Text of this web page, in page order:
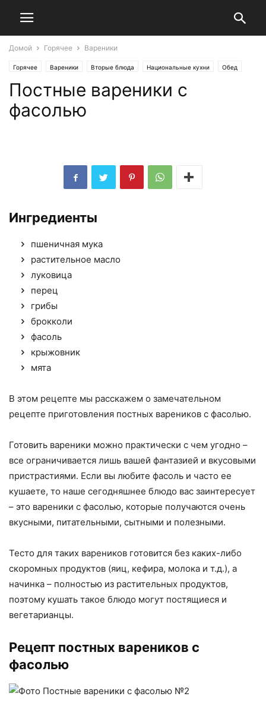
Домой Горячее Вареники
Горячее Вареники Вторые блюда Национальные кухни Обед
Постные рецепты
Постные вареники с
фасолью
Ингредиенты
пшеничная мука
растительное масло
луковица
перец
грибы
брокколи
фасоль
крыжовник
мята
В этом рецепте мы расскажем о замечательном
рецепте приготовления постных вареников с фасолью.
Готовить вареники можно практически с чем угодно –
все ограничивается лишь вашей фантазией и вкусовыми
пристрастиями. Если вы любите фасоль и часто ее
кушаете, то наше сегодняшнее блюдо вас заинтересует
– это вареники с фасолью, которые получаются очень
вкусными, питательными, сытными и полезными.
Тесто для таких вареников готовится без каких-либо
скоромных продуктов (яиц, кефира, молока и т.д.), а
начинка – полностью из растительных продуктов,
поэтому кушать такое блюдо могут постящиеся и
вегетарианцы.
Рецепт постных вареников с
фасолью